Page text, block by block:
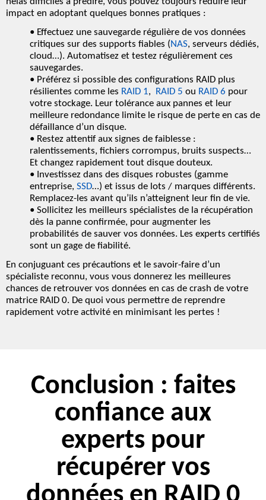
impact en adoptant quelques bonnes pratiques :
• Effectuez une sauvegarde régulière de vos données
critiques sur des supports fiables (NAS, serveurs dédiés,
cloud…). Automatisez et testez régulièrement ces
sauvegardes.
• Préférez si possible des configurations RAID plus
résilientes comme les RAID 1, RAID 5 ou RAID 6 pour
votre stockage. Leur tolérance aux pannes et leur
meilleure redondance limite le risque de perte en cas de
défaillance d’un disque.
• Restez attentif aux signes de faiblesse :
ralentissements, fichiers corrompus, bruits suspects…
Et changez rapidement tout disque douteux.
• Investissez dans des disques robustes (gamme
entreprise, SSD…) et issus de lots / marques différents.
Remplacez-les avant qu’ils n’atteignent leur fin de vie.
• Sollicitez les meilleurs spécialistes de la récupération
dès la panne confirmée, pour augmenter les
probabilités de sauver vos données. Les experts certifiés
sont un gage de fiabilité.
En conjuguant ces précautions et le savoir-faire d’un
spécialiste reconnu, vous vous donnerez les meilleures
chances de retrouver vos données en cas de crash de votre
matrice RAID 0. De quoi vous permettre de reprendre
rapidement votre activité en minimisant les pertes !
Conclusion : faites
confiance aux
experts pour
récupérer vos